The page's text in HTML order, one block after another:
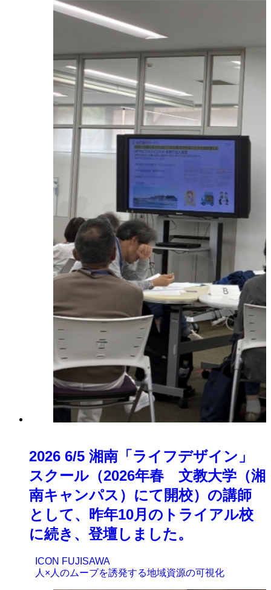
2026 6/5 湘南「ライフデザイン」
スクール（2026年春 文教大学（湘
南キャンパス）にて開校）の講師
として、昨年10月のトライアル校
に続き、登壇しました。
ICON FUJISAWA
人×人のムーブを誘発する地域資源の可視化